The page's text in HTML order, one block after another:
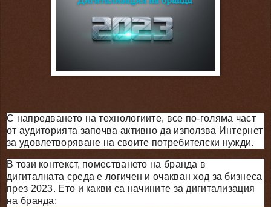
С напредването на технологиите, все по-голяма част
от аудиторията започва активно да използва Интернет
за удовлетворяване на своите потребителски нужди.
В този контекст, поместването на бранда в
дигиталната среда е логичен и очакван ход за бизнеса
през 2023. Ето и какви са начините за дигитализация
на бранда: